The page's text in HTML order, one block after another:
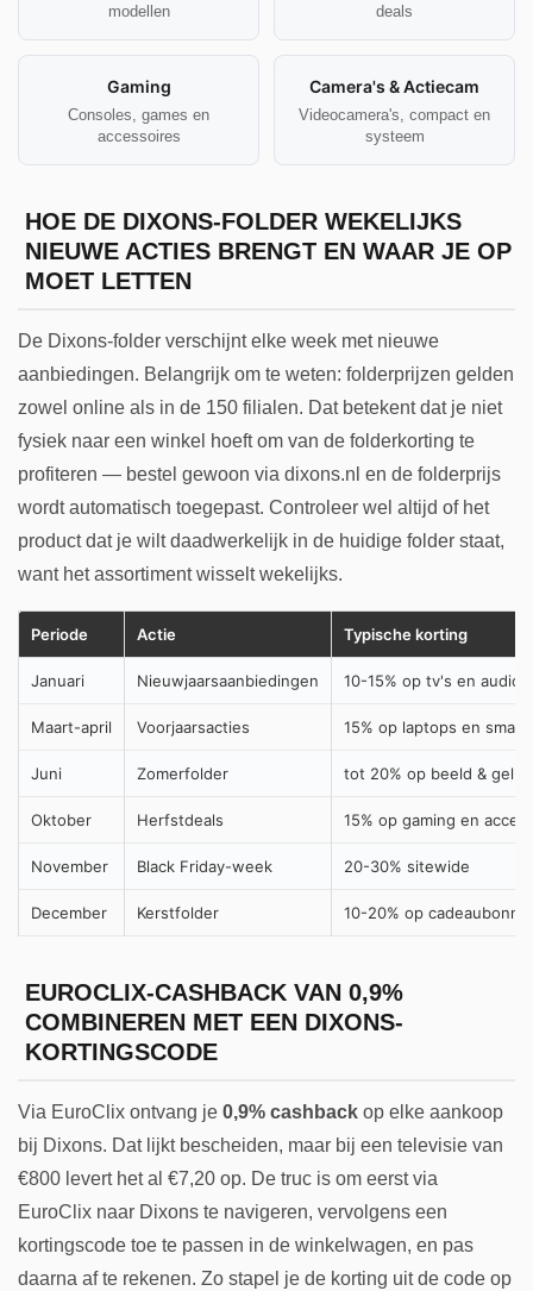
modellen
deals
Gaming
Consoles, games en
accessoires
Camera's & Actiecam
Videocamera's, compact en
systeem
HOE DE DIXONS-FOLDER WEKELIJKS
NIEUWE ACTIES BRENGT EN WAAR JE OP
MOET LETTEN
De Dixons-folder verschijnt elke week met nieuwe
aanbiedingen. Belangrijk om te weten: folderprijzen gelden
zowel online als in de 150 filialen. Dat betekent dat je niet
fysiek naar een winkel hoeft om van de folderkorting te
profiteren — bestel gewoon via dixons.nl en de folderprijs
wordt automatisch toegepast. Controleer wel altijd of het
product dat je wilt daadwerkelijk in de huidige folder staat,
want het assortiment wisselt wekelijks.
Periode Actie Typische korting
Januari Nieuwjaarsaanbiedingen 10-15% op tv's en audio
Maart-april Voorjaarsacties 15% op laptops en
Juni Zomerfolder tot 20% op beeld &
Oktober Herfstdeals 15% op gaming en
November Black Friday-week 20-30% sitewide
December Kerstfolder 10-20% op
EUROCLIX-CASHBACK VAN 0,9%
COMBINEREN MET EEN DIXONS-
KORTINGSCODE
Via EuroClix ontvang je 0,9% cashback op elke aankoop
bij Dixons. Dat lijkt bescheiden, maar bij een televisie van
€800 levert het al €7,20 op. De truc is om eerst via
EuroClix naar Dixons te navigeren, vervolgens een
kortingscode toe te passen in de winkelwagen, en pas
daarna af te rekenen. Zo stapel je de korting uit de code op